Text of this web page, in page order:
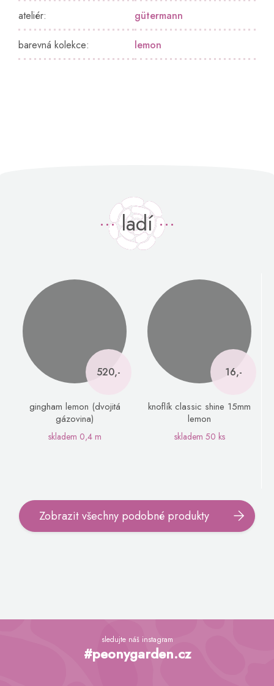
ateliér: gütermann
barevná kolekce: lemon
ladí
520,-
gingham lemon (dvojitá
gázovina)
skladem 0,4 m
16,-
knoflík classic shine 15mm
lemon
skladem 50 ks
Zobrazit všechny podobné produkty
Z
sledujte náš instagram
#peonygarden.cz